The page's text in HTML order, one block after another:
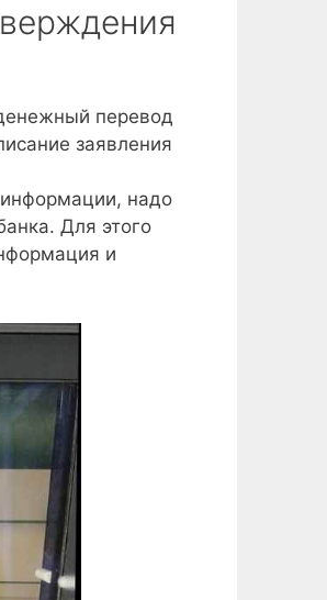
перевод
заявления
надо
Для этого
и